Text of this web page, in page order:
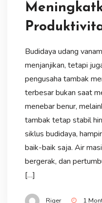
Budidaya udang
menjanjikan, tetapi
pengusaha tambak
terbesar bukan saat
menebar benur,
tambak tetap stabil
siklus budidaya,
baik-baik saja. Air
bergerak, dan
[…]
Riger 1